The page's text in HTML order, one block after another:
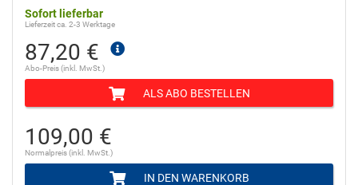
Sofort lieferbar
Lieferzeit ca. 2-3 Werktage
87,20 €
Abo-Preis (inkl. MwSt.)
ALS ABO BESTELLEN
109,00 €
Normalpreis (inkl. MwSt.)
IN DEN WARENKORB